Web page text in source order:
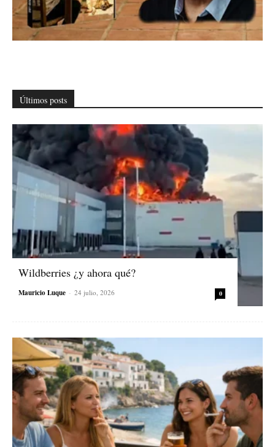
Últimos posts
Wildberries ¿y ahora qué?
Mauricio Luque - 24 julio, 2026 0